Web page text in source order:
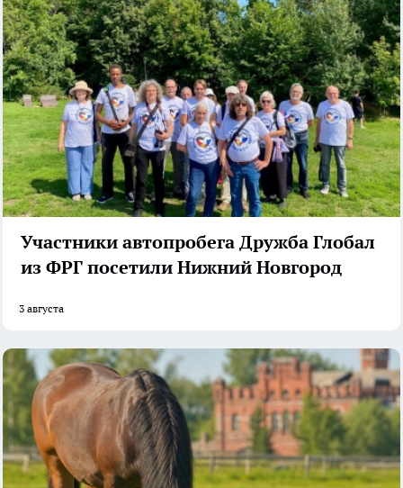
Участники автопробега Дружба Глобал
из ФРГ посетили Нижний Новгород
3 августа